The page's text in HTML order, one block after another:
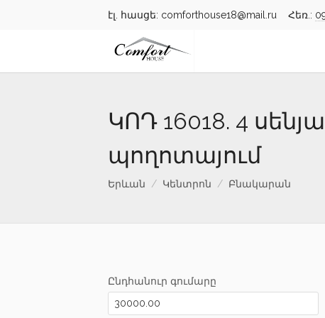
էլ. հասցե: comforthouse18@mail.ru Հեռ.:
ԿՈԴ 16018. 4
պողոտայում
Երևան Կենտրոն Բնակարան
Ընդհանուր գումարը